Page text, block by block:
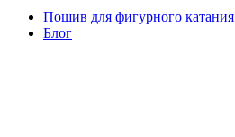
Пошив для фигурного катания
Блог